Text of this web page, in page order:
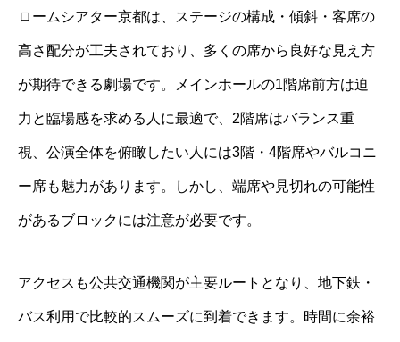
ロームシアター京都は、ステージの構成・傾斜・客席の
高さ配分が工夫されており、多くの席から良好な見え方
が期待できる劇場です。メインホールの1階席前方は迫
力と臨場感を求める人に最適で、2階席はバランス重
視、公演全体を俯瞰したい人には3階・4階席やバルコニ
ー席も魅力があります。しかし、端席や見切れの可能性
があるブロックには注意が必要です。
アクセスも公共交通機関が主要ルートとなり、地下鉄・
バス利用で比較的スムーズに到着できます。時間に余裕